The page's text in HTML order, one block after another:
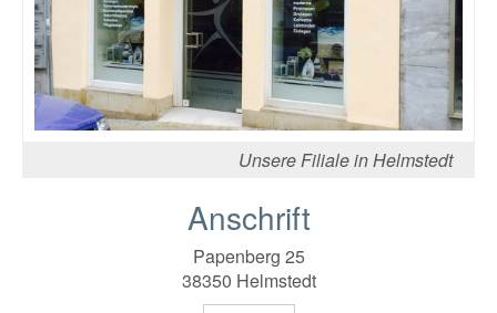
Unsere Filiale in Helmstedt
Anschrift
Papenberg 25
38350 Helmstedt